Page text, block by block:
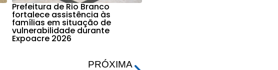
Prefeitura de Rio Branco
fortalece assistência às
famílias em situação de
vulnerabilidade durante
Expoacre 2026
PRÓXIMA